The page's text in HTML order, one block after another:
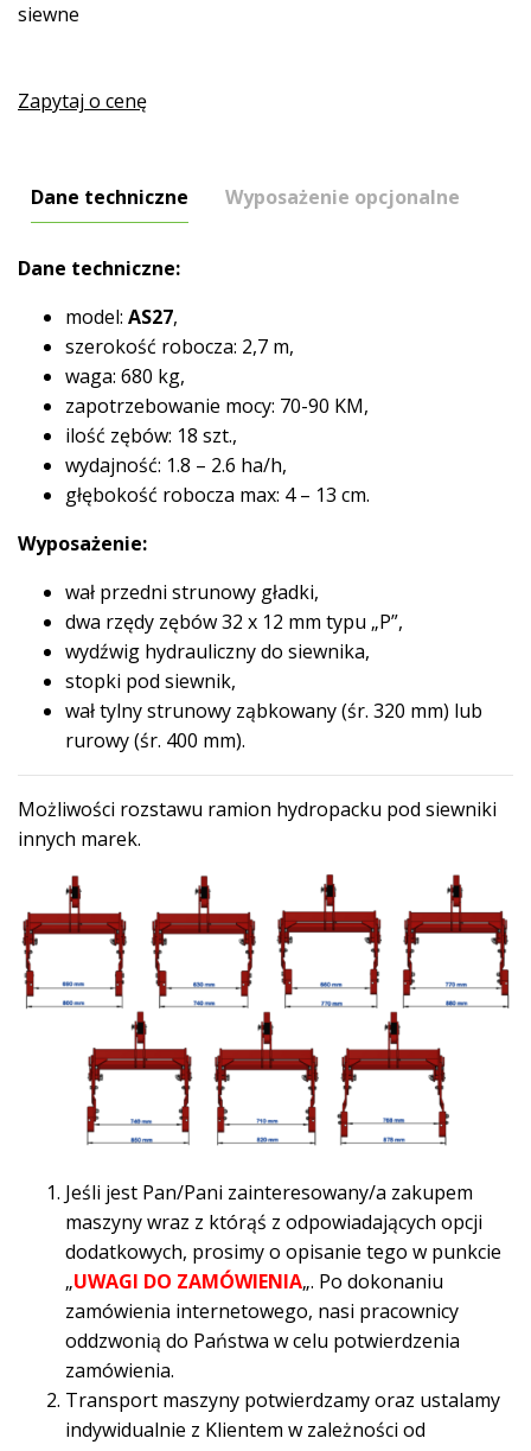
siewne
Zapytaj o cenę
Dane techniczne Wyposażenie opcjonalne
Dane techniczne:
model: AS27,
szerokość robocza: 2,7 m,
waga: 680 kg,
zapotrzebowanie mocy: 70-90 KM,
ilość zębów: 18 szt.,
wydajność: 1.8 – 2.6 ha/h,
głębokość robocza max: 4 – 13 cm.
Wyposażenie:
wał przedni strunowy gładki,
dwa rzędy zębów 32 x 12 mm typu „P”,
wydźwig hydrauliczny do siewnika,
stopki pod siewnik,
wał tylny strunowy ząbkowany (śr. 320 mm) lub
rurowy (śr. 400 mm).
Możliwości rozstawu ramion hydropacku pod siewniki
innych marek.
Jeśli jest Pan/Pani zainteresowany/a zakupem
maszyny wraz z którąś z odpowiadających opcji
dodatkowych, prosimy o opisanie tego w punkcie
„UWAGI DO ZAMÓWIENIA„. Po dokonaniu
zamówienia internetowego, nasi pracownicy
oddzwonią do Państwa w celu potwierdzenia
zamówienia.
Transport maszyny potwierdzamy oraz ustalamy
indywidualnie z Klientem w zależności od